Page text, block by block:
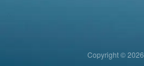
Copyright © 2026